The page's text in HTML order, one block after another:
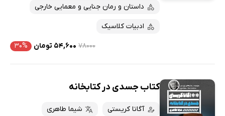
داستان و رمان جنایی و معمایی خارجی
ادبیات کلاسیک
۷۸۰۰۰ ۵۴,۶۰۰ تومان ۳۰%
کتاب جسدی در کتابخانه
آگاتا کریستی
شیما طاهری